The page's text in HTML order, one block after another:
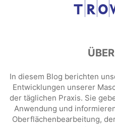
In diesem Blog berichten
Entwicklungen unserer
der täglichen Praxis. Sie
Anwendung und
Oberflächenbearbeitung,